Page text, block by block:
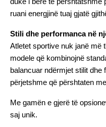
ruani energjinë tuaj gjatë
Stili dhe performanca në
Atletet sportive nuk janë më
modele që kombinojnë
balancuar ndërmjet stilit
përjetshme që përshtaten
Me gamën e gjerë të
saj unik.